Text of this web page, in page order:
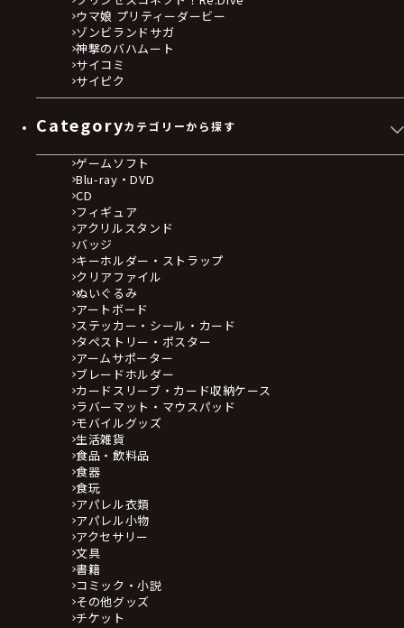
ウマ娘 プリティーダービー
ゾンビランドサガ
神撃のバハムート
サイコミ
サイピク
Categoryカテゴリーから探す
ゲームソフト
Blu-ray・DVD
CD
フィギュア
アクリルスタンド
バッジ
キーホルダー・ストラップ
クリアファイル
ぬいぐるみ
アートボード
ステッカー・シール・カード
タペストリー・ポスター
アームサポーター
ブレードホルダー
カードスリーブ・カード収納ケース
ラバーマット・マウスパッド
モバイルグッズ
生活雑貨
食品・飲料品
食器
食玩
アパレル衣類
アパレル小物
アクセサリー
文具
書籍
コミック・小説
その他グッズ
チケット